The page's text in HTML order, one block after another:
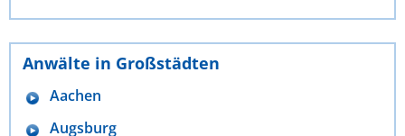
Anwälte in Großstädten
Aachen
Augsburg